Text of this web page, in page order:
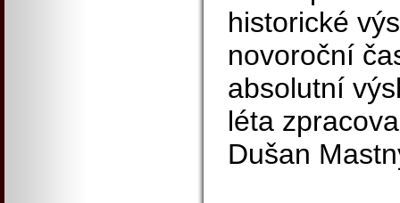
historické
novoroční
absolutní
léta
Dušan